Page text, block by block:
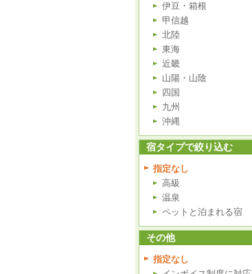
伊豆・箱根
甲信越
北陸
東海
近畿
山陽・山陰
四国
九州
沖縄
宿タイプで絞り込む
指定なし
高級
温泉
ペットと泊まれる宿
その他
指定なし